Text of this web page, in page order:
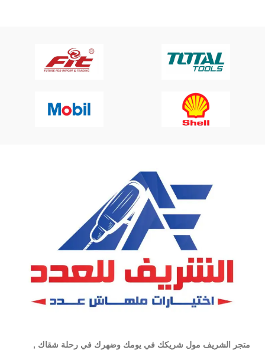
متجر الشريف مول شريكك في يومك وضهرك في رحلة شقاك ,